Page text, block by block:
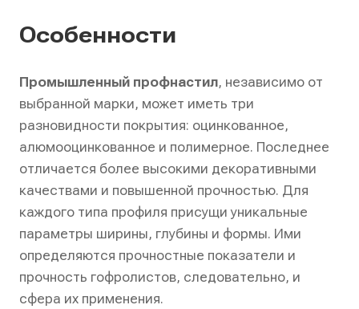
Особенности
Промышленный профнастил, независимо от
выбранной марки, может иметь три
разновидности покрытия: оцинкованное,
алюмооцинкованное и полимерное. Последнее
отличается более высокими декоративными
качествами и повышенной прочностью. Для
каждого типа профиля присущи уникальные
параметры ширины, глубины и формы. Ими
определяются прочностные показатели и
прочность гофролистов, следовательно, и
сфера их применения.